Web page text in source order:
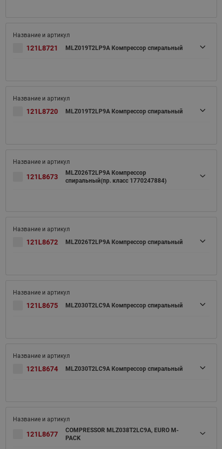
121L8721 MLZ019T2LP9A Компрессор спиральный
121L8720 MLZ019T2LP9A Компрессор спиральный
121L8673
MLZ026T2LP9A Компрессор
спиральный(пр. класс 1770247884)
121L8672 MLZ026T2LP9A Компрессор спиральный
121L8675 MLZ030T2LC9A Компрессор спиральный
121L8674 MLZ030T2LC9A Компрессор спиральный
121L8677
COMPRESSOR MLZ038T2LC9A, EURO M-
PACK